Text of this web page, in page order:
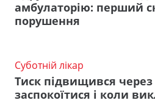
амбулаторію: перший
порушення
Суботній лікар
Тиск підвищився
заспокоїтися і коли